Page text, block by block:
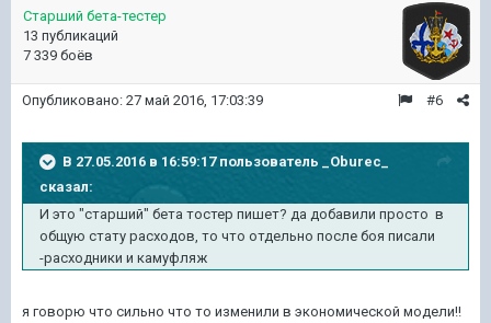
Старший бета-тестер
13 публикаций
7 339 боёв
#6
Опубликовано: 27 май 2016, 17:03:39
В 27.05.2016 в 16:59:17 пользователь _Oburec_
сказал:
И это "старший" бета тостер пишет? да добавили просто в
общую стату расходов, то что отдельно после боя писали
-расходники и камуфляж
я говорю что сильно что то изменили в экономической модели!!